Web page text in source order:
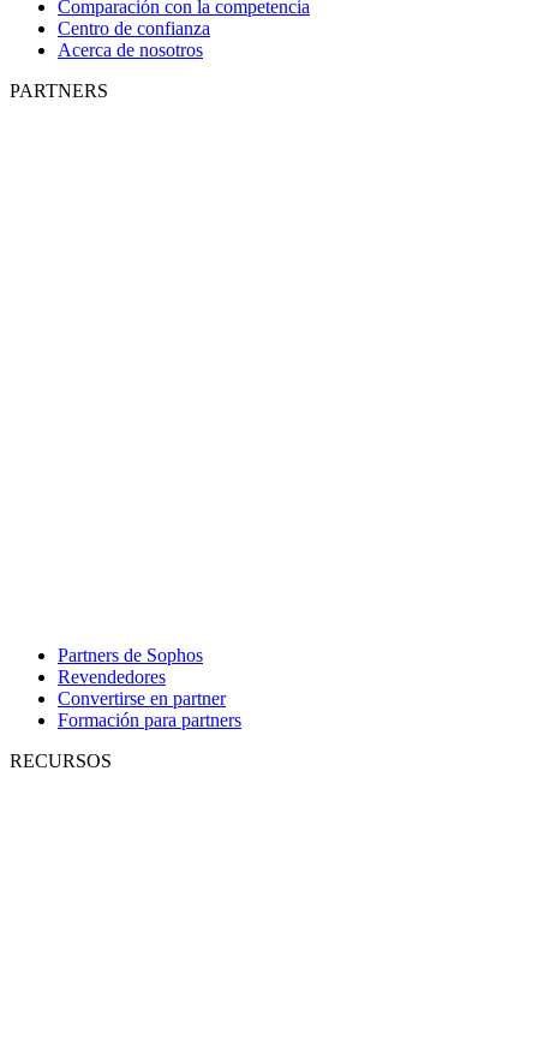
Comparación con la competencia
Centro de confianza
Acerca de nosotros
PARTNERS
Partners de Sophos
Revendedores
Convertirse en partner
Formación para partners
RECURSOS